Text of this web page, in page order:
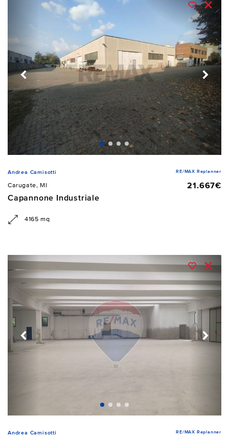
Andrea Camisotti RE/MAX Replanner
Carugate, MI
21.667€
Capannone Industriale
4165 mq
Andrea Camisotti RE/MAX Replanner